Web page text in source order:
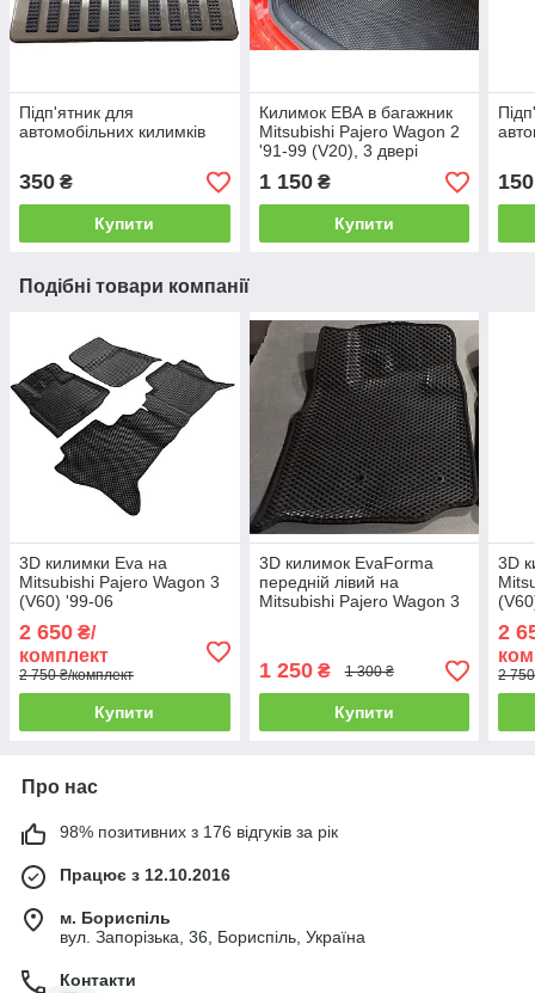
Підп'ятник для
автомобільних килимків
350 ₴
Купити
Килимок ЕВА в багажник
Mitsubishi Pajero Wagon 2
'91-99 (V20), 3 двері
1 150₴
Купити
150
Подібні товари компанії
3D килимки Eva на
Mitsubishi Pajero Wagon 3
(V60) '99-06
2 650 ₴/
комплект
2 750 ₴/комплект
Купити
3D килимок EvaForma
передній лівий на
Mitsubishi Pajero Wagon 3
1 250₴ 1 300 ₴
Купити
3D
2
2
Про нас
98% позитивних з 176 відгуків за рік
Працює з 12.10.2016
м. Бориспіль
вул. Запорізька, 36, Бориспіль, Україна
Контакти